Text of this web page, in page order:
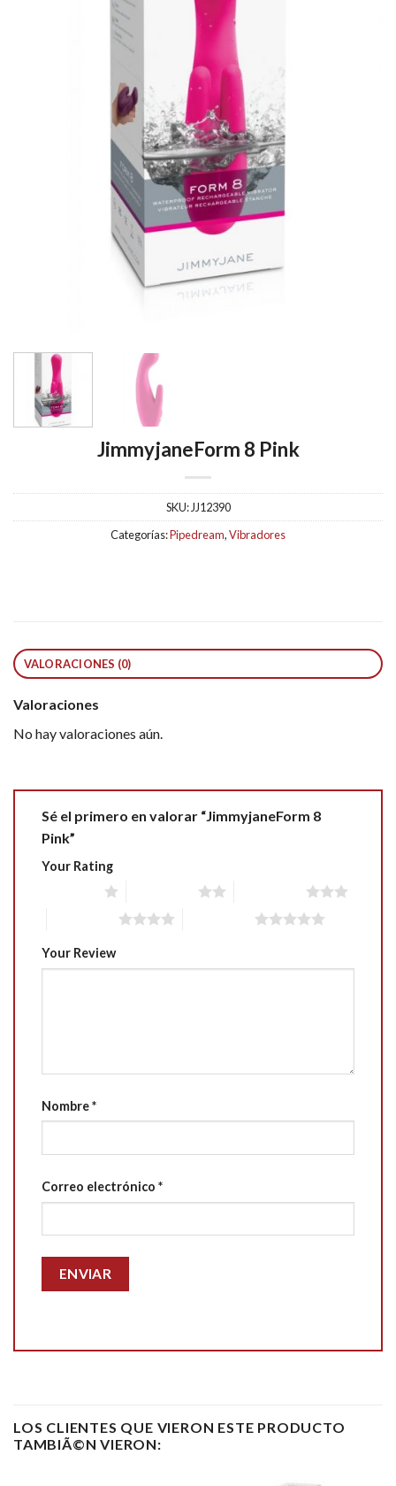
JimmyjaneForm 8 Pink
SKU: JJ12390
Categorías:Pipedream,Vibradores
VALORACIONES (0)
Valoraciones
No hay valoraciones aún.
Sé el primero en valorar “JimmyjaneForm 8
Pink”
Your Rating
Your Review
Nombre*
Correo electrónico *
LOS CLIENTES QUE VIERON ESTE PRODUCTO
TAMBIÃ©N VIERON: